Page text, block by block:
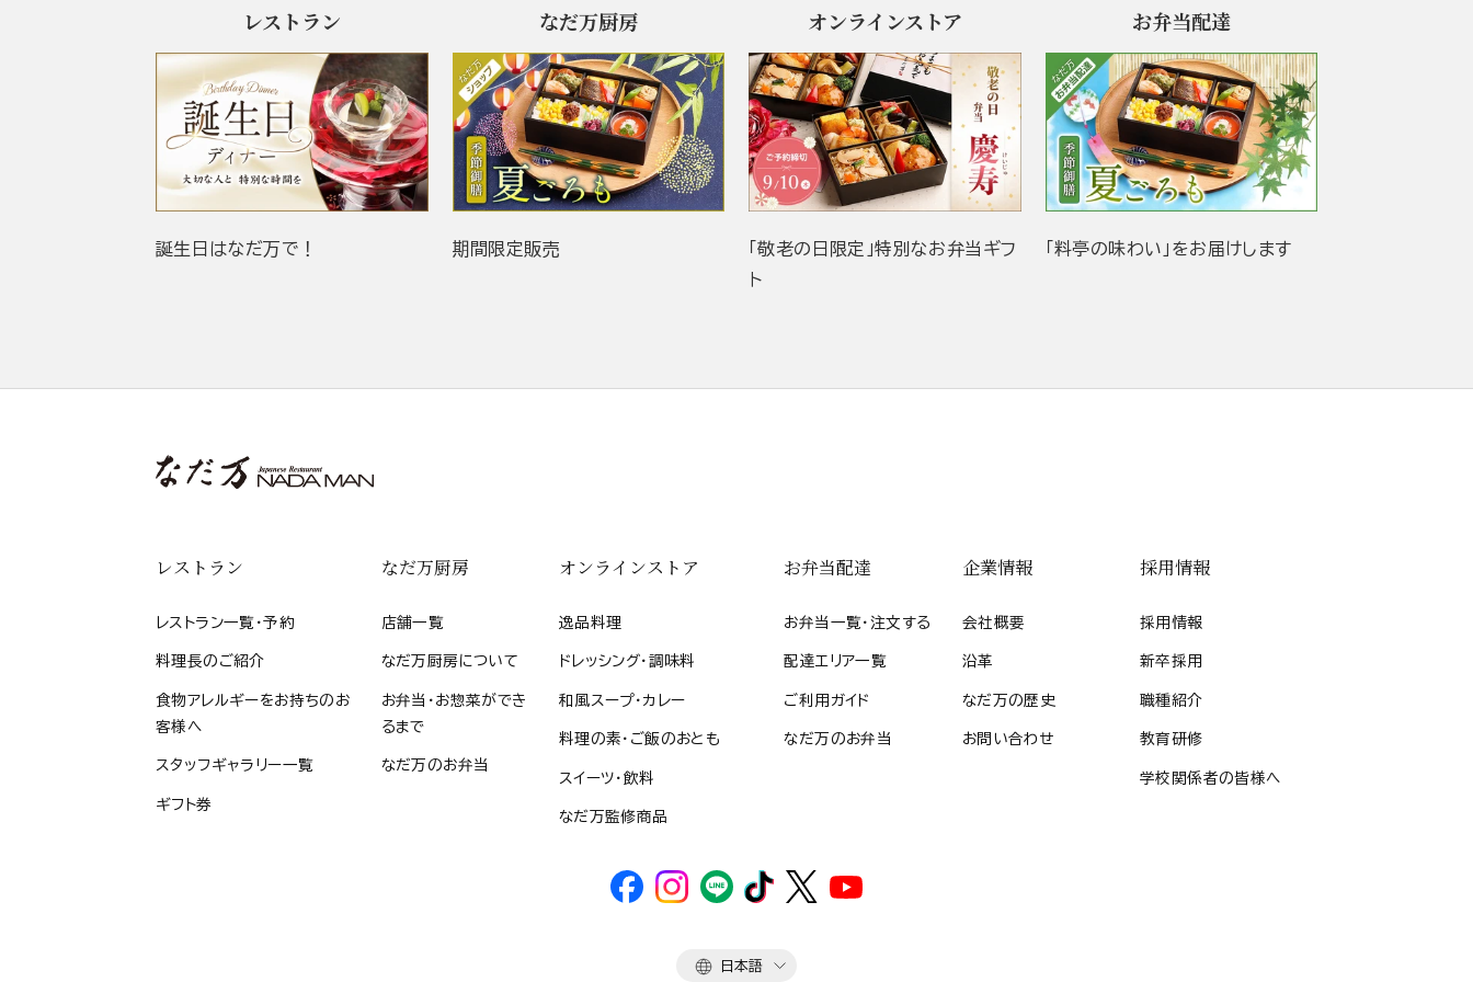
レストラン
誕生日はなだ万で！
なだ万厨房
期間限定販売
オンラインストア
「敬老の日限定」特別なお弁当ギフ
ト
お弁当配達
「料亭の味わい」をお届けします
レストラン
レストラン一覧・予約
料理長のご紹介
食物アレルギーをお持ちのお
客様へ
スタッフギャラリー一覧
ギフト券
なだ万厨房
店舗一覧
なだ万厨房について
お弁当・お惣菜ができ
るまで
なだ万のお弁当
オンラインストア
逸品料理
ドレッシング・調味料
和風スープ・カレー
料理の素・ご飯のおとも
スイーツ・飲料
なだ万監修商品
お弁当配達
お弁当一覧・注文する
配達エリア一覧
ご利用ガイド
なだ万のお弁当
企業情報
会社概要
沿革
なだ万の歴史
お問い合わせ
採用情報
採用情報
新卒採用
職種紹介
教育研修
学校関係者の皆様へ
言 日本語